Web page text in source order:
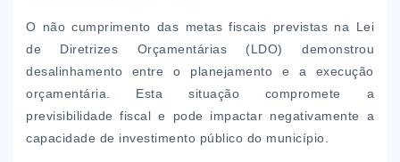
O não cumprimento das metas fiscais previstas na Lei
de Diretrizes Orçamentárias (LDO) demonstrou
desalinhamento entre o planejamento e a execução
orçamentária. Esta situação compromete a
previsibilidade fiscal e pode impactar negativamente a
capacidade de investimento público do município.